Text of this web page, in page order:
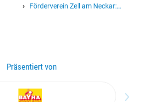
›
Förderverein Zell am Neckar:
Präsentiert von